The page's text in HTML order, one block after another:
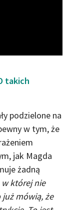
takich
podzielone na
w tym, że
jak Magda
żadną
której nie
mówią, że